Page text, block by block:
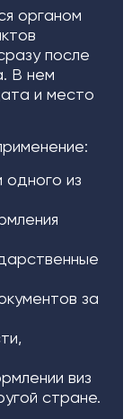
органом
после
В нем
и место
из
за
виз
стране.